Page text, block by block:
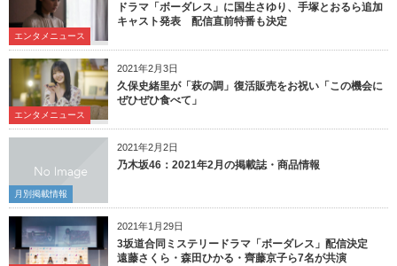
エンタメニュース
ドラマ「ボーダレス」に国生さゆり、手塚とおるら追加
キャスト発表 配信直前特番も決定
2021年2月3日
エンタメニュース
久保史緒里が「萩の調」復活販売をお祝い「この機会に
ぜひぜひ食べて」
2021年2月2日
月別掲載情報
乃木坂46：2021年2月の掲載誌・商品情報
2021年1月29日
3坂道合同ミステリードラマ「ボーダレス」配信決定
遠藤さくら・森田ひかる・齊藤京子ら7名が共演